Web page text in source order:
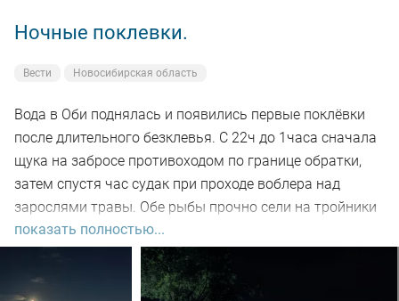
Ночные поклевки.
Вести Новосибирская область
Вода в Оби поднялась и появились первые поклёвки
после длительного безклевья. С 22ч до 1часа сначала
щука на забросе противоходом по границе обратки,
затем спустя час судак при проходе воблера над
зарослями травы. Обе рыбы прочно сели на тройники
и при чистке оказались с пустыми желудками. Ждем
дальнейших поклёвок.
показать полностью...